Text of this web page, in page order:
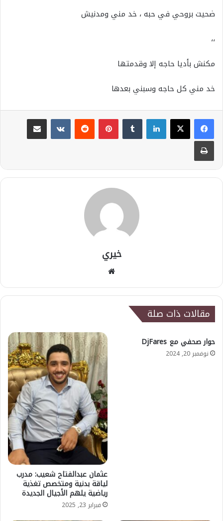
ضحيت بروحي في حبه ، خد مني ومدنيش
،،
مكنش بأديا حاجه إلا وقدمتها
خد مني كل حاجه وسبني بعدها
لينكدإن بينتيريست
مشاركة عبر البريد
طباعة
خيري
مقالات ذات صلة
حوار صحفي مع DjFares
نوفمبر 20, 2024
عثمان عبدالفتاح شعيب: مدرب
لياقة بدنية ومتخصص تغذية
رياضية يلهم الأجيال الجديدة
فبراير 23, 2025